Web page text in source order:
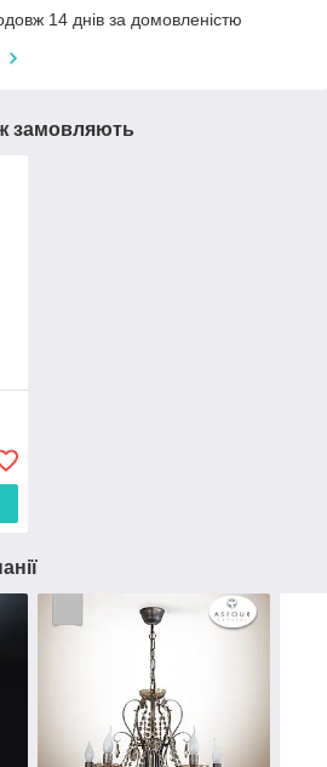
14 днів за домовленістю
замовляють